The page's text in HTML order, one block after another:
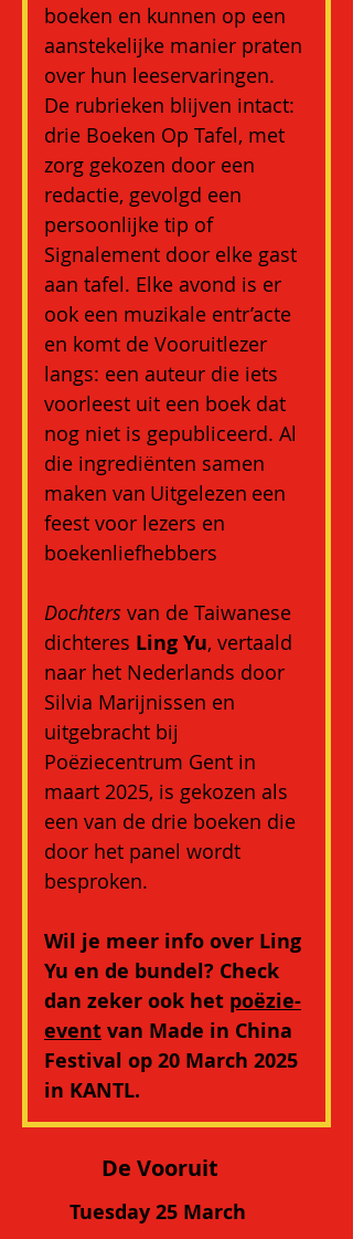
boeken en kunnen op een
aanstekelijke manier praten
over hun leeservaringen.
De rubrieken blijven intact:
drie Boeken Op Tafel, met
zorg gekozen door een
redactie, gevolgd een
persoonlijke tip of
Signalement door elke gast
aan tafel. Elke avond is er
ook een muzikale entr’acte
en komt de Vooruitlezer
langs: een auteur die iets
voorleest uit een boek dat
nog niet is gepubliceerd. Al
die ingrediënten samen
maken van Uitgelezen een
feest voor lezers en
boekenliefhebbers
Dochters van de Taiwanese
dichteres Ling Yu, vertaald
naar het Nederlands door
Silvia Marijnissen en
uitgebracht bij
Poëziecentrum Gent in
maart 2025, is gekozen als
een van de drie boeken die
door het panel wordt
besproken.
Wil je meer info over Ling
Yu en de bundel? Check
dan zeker ook het poëzie-
event van Made in China
Festival op 20 March 2025
in KANTL.
De Vooruit
Tuesday 25 March